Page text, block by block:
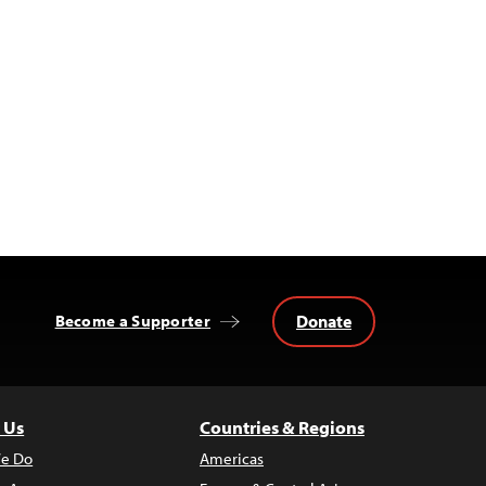
Become a Supporter Donate
Do
Countries & Regions
Americas